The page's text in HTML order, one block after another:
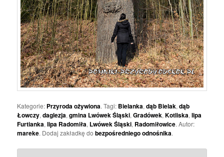
Kategorie: Przyroda ożywiona. Tagi: Bielanka,dąb Bielak,dąb
Łowczy,daglezja,gmina Lwówek Śląski,Gradówek,Kotliska,lipa
Furtianka,lipa Radomiła, Lwówek Śląski, Radomiłowice. Autor:
mareke. Dodaj zakładkę dobezpośredniego odnośnika.